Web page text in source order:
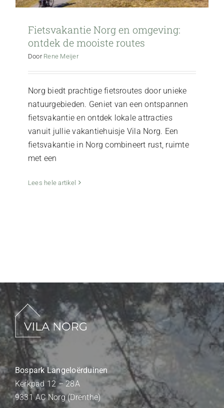
Fietsvakantie Norg en omgeving:
ontdek de mooiste routes
Door Rene Meijer
Norg biedt prachtige fietsroutes door unieke
natuurgebieden. Geniet van een ontspannen
fietsvakantie en ontdek lokale attracties
vanuit jullie vakantiehuisje Vila Norg. Een
fietsvakantie in Norg combineert rust, ruimte
met een
Lees hele artikel
Bospark Langeloërduinen
Kerkpad 12 – 28A
9331 AC Norg (Drenthe)